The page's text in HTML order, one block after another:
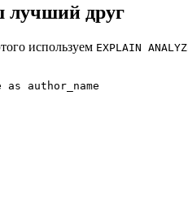
друг
используем EXPLAIN
author_name